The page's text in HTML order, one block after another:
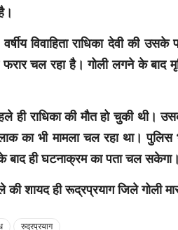
वर्षीय विवाहिता राधिका देवी की
फरार चल रहा है। गोली लगने के
राधिका की मौत हो चुकी थी।
का भी मामला चल रहा था।
ही घटनाक्रम का पता चल सकेगा।
की शायद ही रूद्रप्रयाग जिले गोली
रुद्रप्रयाग